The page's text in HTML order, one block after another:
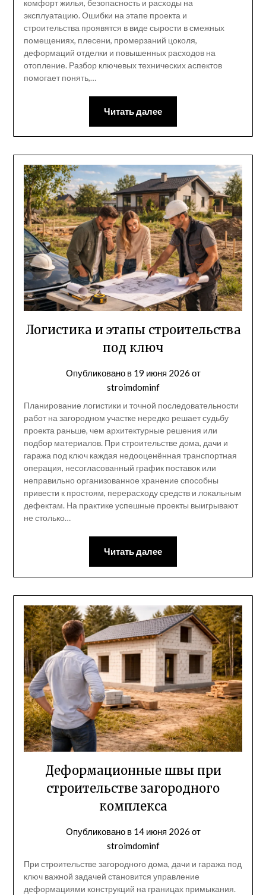
комфорт жилья, безопасность и расходы на
эксплуатацию. Ошибки на этапе проекта и
строительства проявятся в виде сырости в смежных
помещениях, плесени, промерзаний цоколя,
деформаций отделки и повышенных расходов на
отопление. Разбор ключевых технических аспектов
помогает понять,…
Читать далее
Логистика и этапы строительства
под ключ
Опубликовано в 19 июня 2026 от
stroimdominf
Планирование логистики и точной последовательности
работ на загородном участке нередко решает судьбу
проекта раньше, чем архитектурные решения или
подбор материалов. При строительстве дома, дачи и
гаража под ключ каждая недооценённая транспортная
операция, несогласованный график поставок или
неправильно организованное хранение способны
привести к простоям, перерасходу средств и локальным
дефектам. На практике успешные проекты выигрывают
не столько…
Читать далее
Деформационные швы при
строительстве загородного
комплекса
Опубликовано в 14 июня 2026 от
stroimdominf
При строительстве загородного дома, дачи и гаража под
ключ важной задачей становится управление
деформациями конструкций на границах примыкания.